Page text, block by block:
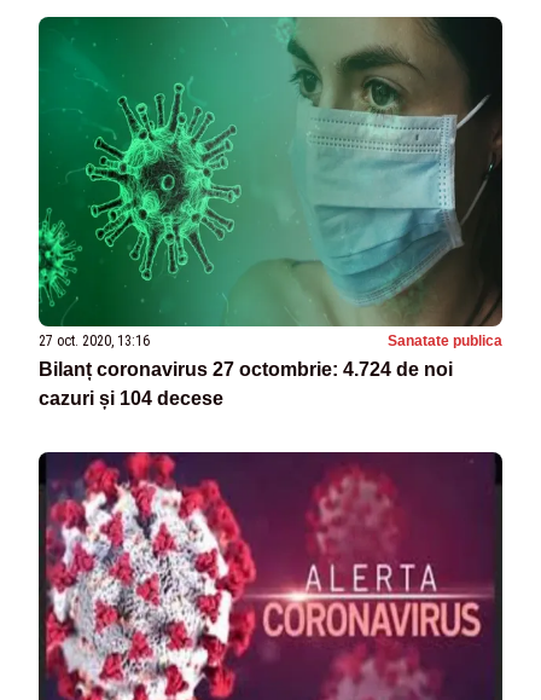
27 oct. 2020, 13:16 Sanatate publica
Bilanț coronavirus 27 octombrie: 4.724 de noi
cazuri și 104 decese